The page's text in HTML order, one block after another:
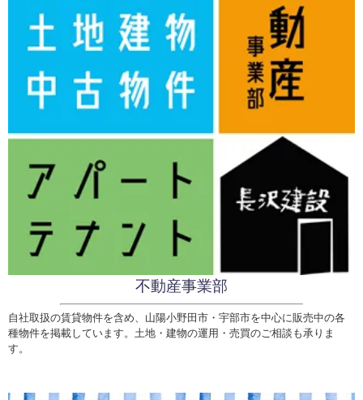
不動産事業部
自社取扱の賃貸物件を含め、山陽小野田市・宇部市を中心に販売中の各
種物件を掲載しています。土地・建物の運用・売買のご相談も承りま
す。